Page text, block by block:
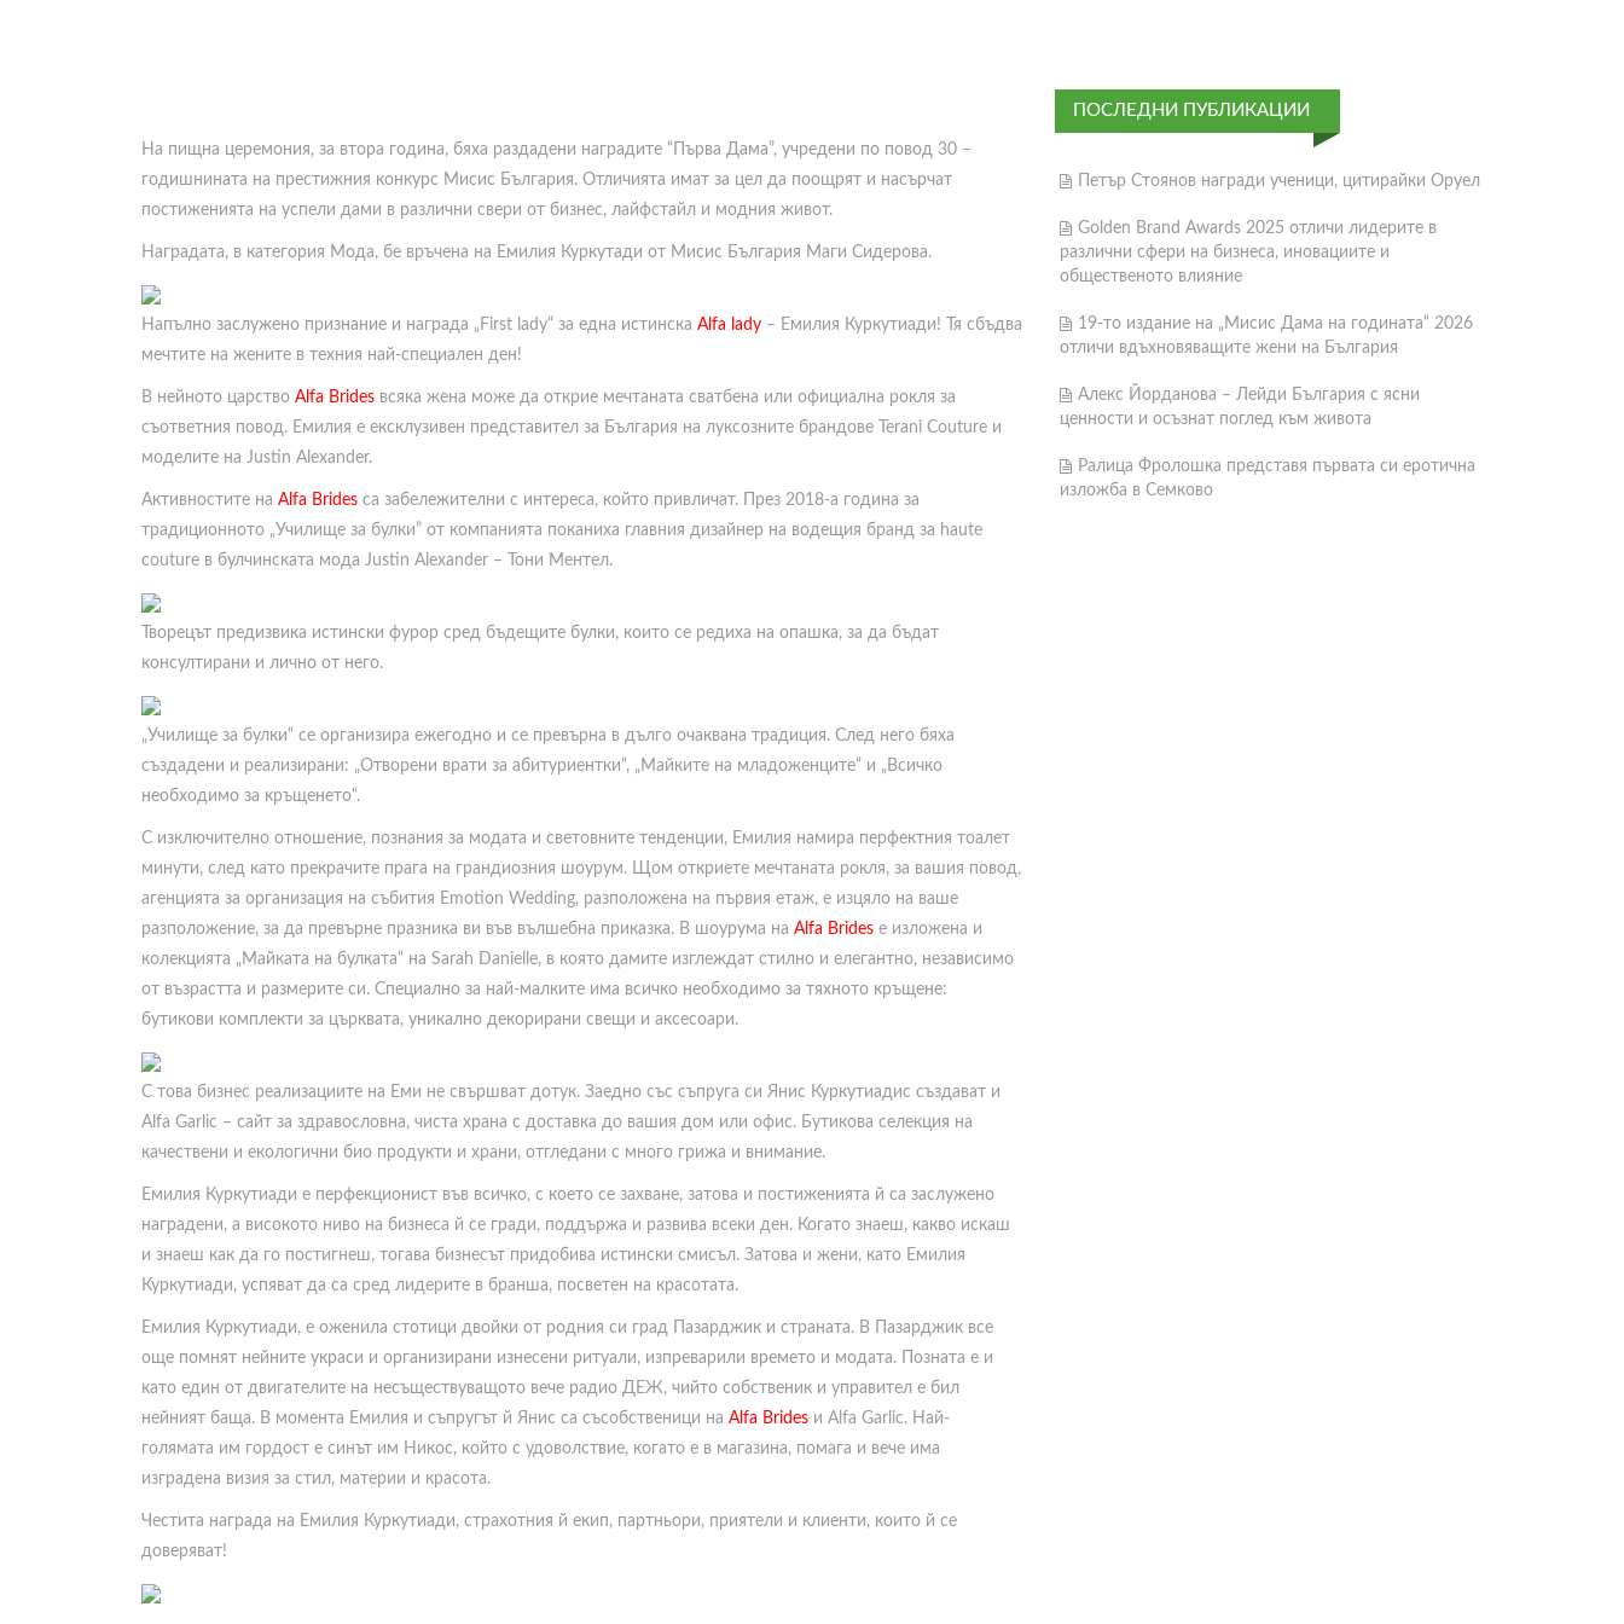
На пищна церемония, за втора година, бяха раздадени наградите “Първа Дама”, учредени по повод 30 –
годишнината на престижния конкурс Мисис България. Отличията имат за цел да поощрят и насърчат
постиженията на успели дами в различни свери от бизнес, лайфстайл и модния живот.
Наградата, в категория Мода, бе връчена на Емилия Куркутади от Мисис България Маги Сидерова.
Напълно заслужено признание и награда „First lady“ за една истинска Alfa lady – Емилия Куркутиади! Тя сбъдва
мечтите на жените в техния най-специален ден!
В нейното царство Alfa Brides всяка жена може да открие мечтаната сватбена или официална рокля за
съответния повод. Емилия е ексклузивен представител за България на луксозните брандове Terani Couture и
моделите на Justin Alexander.
Активностите на Alfa Brides са забележителни с интереса, който привличат. През 2018-а година за
традиционното „Училище за булки” от компанията поканиха главния дизайнер на водещия бранд за haute
couture в булчинската мода Justin Alexander – Тони Ментел.
Творецът предизвика истински фурор сред бъдещите булки, които се редиха на опашка, за да бъдат
консултирани и лично от него.
„Училище за булки“ се организира ежегодно и се превърна в дълго очаквана традиция. След него бяха
създадени и реализирани: „Отворени врати за абитуриентки“, „Майките на младоженците“ и „Всичко
необходимо за кръщенето“.
С изключително отношение, познания за модата и световните тенденции, Емилия намира перфектния тоалет
минути, след като прекрачите прага на грандиозния шоурум. Щом откриете мечтаната рокля, за вашия повод,
агенцията за организация на събития Emotion Wedding, разположена на първия етаж, е изцяло на ваше
разположение, за да превърне празника ви във вълшебна приказка. В шоурума на Alfa Brides е изложена и
колекцията „Майката на булката“ на Sarah Danielle, в която дамите изглеждат стилно и елегантно, независимо
от възрастта и размерите си. Специално за най-малките има всичко необходимо за тяхното кръщене:
бутикови комплекти за църквата, уникално декорирани свещи и аксесоари.
С това бизнес реализациите на Еми не свършват дотук. Заедно със съпруга си Янис Куркутиадис създават и
Alfa Garlic – сайт за здравословна, чиста храна с доставка до вашия дом или офис. Бутикова селекция на
качествени и екологични био продукти и храни, отгледани с много грижа и внимание.
Емилия Куркутиади е перфекционист във всичко, с което се захване, затова и постиженията й са заслужено
наградени, а високото ниво на бизнеса й се гради, поддържа и развива всеки ден. Когато знаeш, какво искаш
и знаеш как да го постигнеш, тогава бизнесът придобива истински смисъл. Затова и жени, като Емилия
Куркутиади, успяват да са сред лидерите в бранша, посветен на красотата.
Емилия Куркутиади, е оженила стотици двойки от родния си град Пазарджик и страната. В Пазарджик все
още помнят нейните украси и организирани изнесени ритуали, изпреварили времето и модата. Позната е и
като един от двигателите на несъществуващото вече радио ДЕЖ, чийто собственик и управител е бил
нейният баща. В момента Емилия и съпругът й Янис са съсобственици на Alfa Brides и Alfa Garlic. Най-
голямата им гордост е синът им Никос, който с удоволствие, когато е в магазина, помага и вече има
изградена визия за стил, материи и красота.
Честита награда на Емилия Куркутиади, страхотния й екип, партньори, приятели и клиенти, които й се
доверяват!
ПОСЛЕДНИ ПУБЛИКАЦИИ
Петър Стоянов награди ученици, цитирайки Оруел
Golden Brand Awards 2025 отличи лидерите в
различни сфери на бизнеса, иновациите и
общественото влияние
19-то издание на „Мисис Дама на годината“ 2026
отличи вдъхновяващите жени на България
Алекс Йорданова – Лейди България с ясни
ценности и осъзнат поглед към живота
Ралица Фролошка представя първата си еротична
изложба в Семково